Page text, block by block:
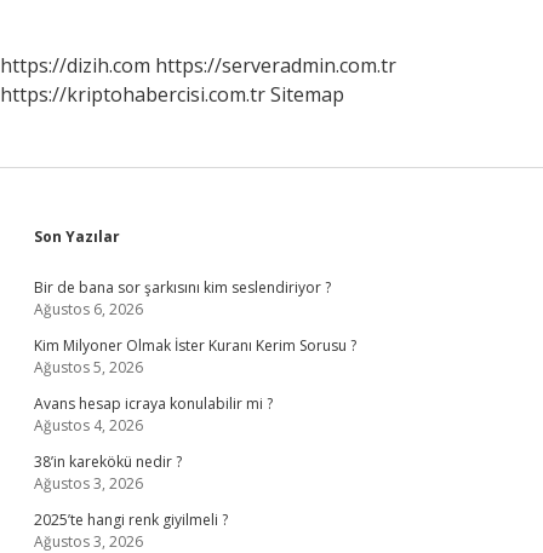
https://dizih.com https://serveradmin.com.tr
https://kriptohabercisi.com.trSitemap
Sidebar
Son Yazılar
Bir de bana sor şarkısını kim seslendiriyor ?
Ağustos 6, 2026
Kim Milyoner Olmak İster Kuranı Kerim Sorusu ?
Ağustos 5, 2026
Avans hesap icraya konulabilir mi ?
Ağustos 4, 2026
38’in karekökü nedir ?
Ağustos 3, 2026
2025’te hangi renk giyilmeli ?
Ağustos 3, 2026